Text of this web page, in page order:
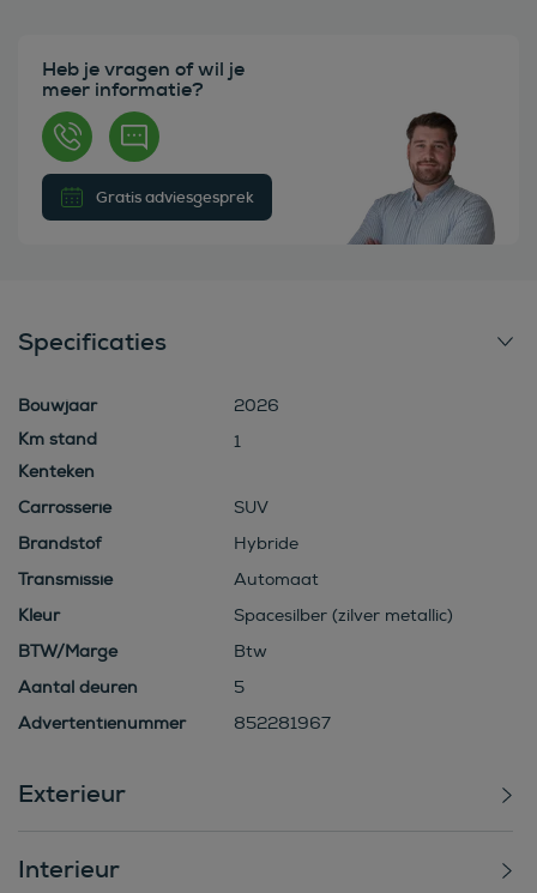
Heb je vragen of wil je
meer informatie?
Gratis adviesgesprek
Specificaties
Bouwjaar
2026
1
Kenteken
Carrosserie
SUV
Brandstof
Hybride
Transmissie
Automaat
Kleur
Spacesilber (zilver metallic)
BTW/Marge
Btw
Aantal deuren
5
Advertentienummer
852281967
Exterieur
Interieur